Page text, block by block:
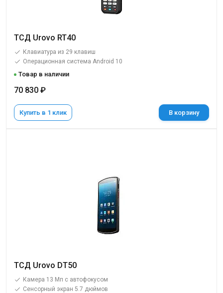
ТСД Urovo RT40
Клавиатура из 29 клавиш
Операционная система Android 10
Товар в наличии
70 830 ₽
Купить в 1 клик В корзину
ТСД Urovo DT50
Камера 13 Мп с автофокусом
Сенсорный экран 5.7 дюймов